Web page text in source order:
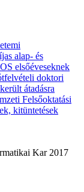
alap- és
elsőéveseknek
doktori
átadásra
Felsőoktatási
kitüntetések
Kar 2017